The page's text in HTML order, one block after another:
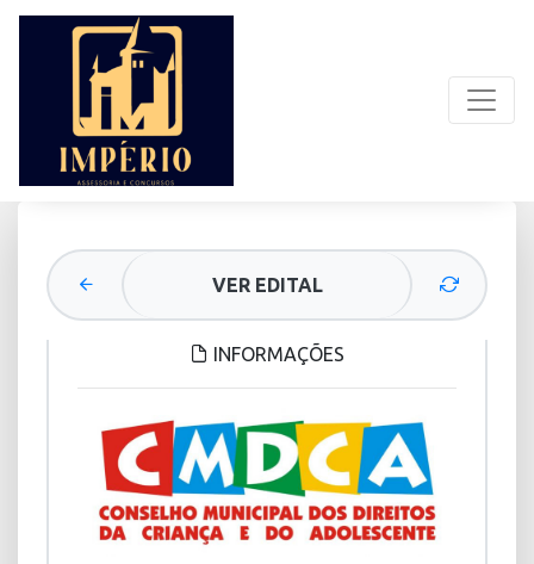
VER EDITAL
INFORMAÇÕES